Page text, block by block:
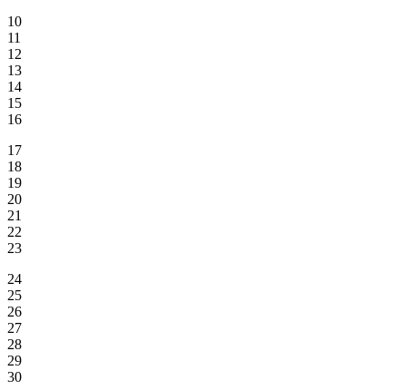
10
11
12
13
14
15
16
17
18
19
20
21
22
23
24
25
26
27
28
29
30